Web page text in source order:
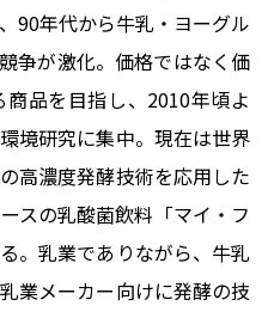
90年代から牛乳・ヨーグル
争が激化。価格ではなく価
品を目指し、2010年頃よ
境研究に集中。現在は世界
高濃度発酵技術を応用した
スの乳酸菌飲料「マイ・フ
。乳業でありながら、牛乳
業メーカー向けに発酵の技